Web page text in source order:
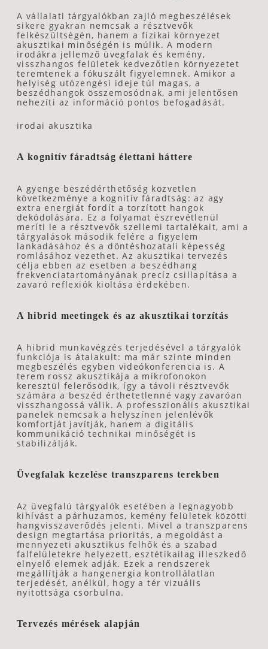
A vállalati tárgyalókban zajló megbeszélések
sikere gyakran nemcsak a résztvevők
felkészültségén, hanem a fizikai környezet
akusztikai minőségén is múlik. A modern
irodákra jellemző üvegfalak és kemény,
visszhangos felületek kedvezőtlen környezetet
teremtenek a fókuszált figyelemnek. Amikor a
helyiség utózengési ideje túl magas, a
beszédhangok összemosódnak, ami jelentősen
nehezíti az információ pontos befogadását.
irodai akusztika
A kognitív fáradtság élettani háttere
A gyenge beszédérthetőség közvetlen
következménye a kognitív fáradtság: az agy
extra energiát fordít a torzított hangok
dekódolására. Ez a folyamat észrevétlenül
meríti le a résztvevők szellemi tartalékait, ami a
tárgyalások második felére a figyelem
lankadásához és a döntéshozatali képesség
romlásához vezethet. Az akusztikai tervezés
célja ebben az esetben a beszédhang
frekvenciatartományának precíz csillapítása a
zavaró reflexiók kioltása érdekében.
A hibrid meetingek és az akusztikai torzítás
A hibrid munkavégzés terjedésével a tárgyalók
funkciója is átalakult: ma már szinte minden
megbeszélés egyben videókonferencia is. A
terem rossz akusztikája a mikrofonokon
keresztül felerősödik, így a távoli résztvevők
számára a beszéd érthetetlenné vagy zavaróan
visszhangossá válik. A professzionális akusztikai
panelek nemcsak a helyszínen jelenlévők
komfortját javítják, hanem a digitális
kommunikáció technikai minőségét is
stabilizálják.
Üvegfalak kezelése transzparens terekben
Az üvegfalú tárgyalók esetében a legnagyobb
kihívást a párhuzamos, kemény felületek közötti
hangvisszaverődés jelenti. Mivel a transzparens
design megtartása prioritás, a megoldást a
mennyezeti akusztikus felhők és a szabad
falfelületekre helyezett, esztétikailag illeszkedő
elnyelő elemek adják. Ezek a rendszerek
megállítják a hangenergia kontrollálatlan
terjedését, anélkül, hogy a tér vizuális
nyitottsága csorbulna.
Tervezés mérések alapján